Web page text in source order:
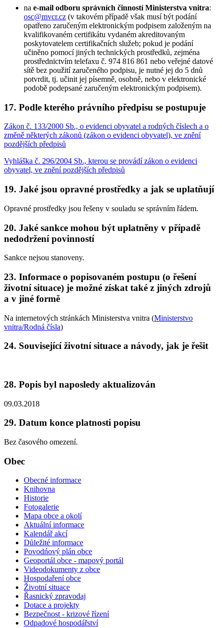
na e-mail odboru správních činností Ministerstva vnitra:
osc@mvcr.cz (v takovém případě však musí být podání
opatřeno zaručeným elektronickým podpisem založeným na
kvalifikovaném certifikátu vydaném akreditovaným
poskytovatelem certifikačních služeb; pokud je podání
učiněno pomocí jiných technických prostředků, zejména
prostřednictvím telefaxu č. 974 816 861 nebo veřejné datové
sítě bez použití zaručeného podpisu, je nutné jej do 5 dnů
potvrdit, tj. učinit jej písemně, osobně, nebo v elektronické
podobě podepsané zaručeným elektronickým podpisem).
17. Podle kterého právního předpisu se postupuje
Zákon č. 133/2000 Sb., o evidenci obyvatel a rodných číslech a o
změně některých zákonů (zákon o evidenci obyvatel), ve znění
pozdějších předpisů
Vyhláška č. 296/2004 Sb., kterou se provádí zákon o evidenci
obyvatel, ve znění pozdějších předpisů
19. Jaké jsou opravné prostředky a jak se uplatňují
Opravné prostředky jsou řešeny v souladu se správním řádem.
20. Jaké sankce mohou být uplatněny v případě
nedodržení povinností
Sankce nejsou stanoveny.
23. Informace o popisovaném postupu (o řešení
životní situace) je možné získat také z jiných zdrojů
a v jiné formě
Na internetových stránkách Ministerstva vnitra (Ministerstvo
vnitra/Rodná čísla)
24. Související životní situace a návody, jak je řešit
28. Popis byl naposledy aktualizován
09.03.2018
29. Datum konce platnosti popisu
Bez časového omezení.
Obec
Obecné informace
Knihovna
Historie
Fotogalerie
Mapa obce a okolí
Aktuální informace
Kalendář akcí
Důležité informace
Povodńový plán obce
Geoportál obce - mapový portál
Videodokumenty z obce
Hospodaření obce
Životní situace
Řasnický zpravodaj
Dotace a projekty
Bezpečnost - krizové řízení
Odpadové hospodářství